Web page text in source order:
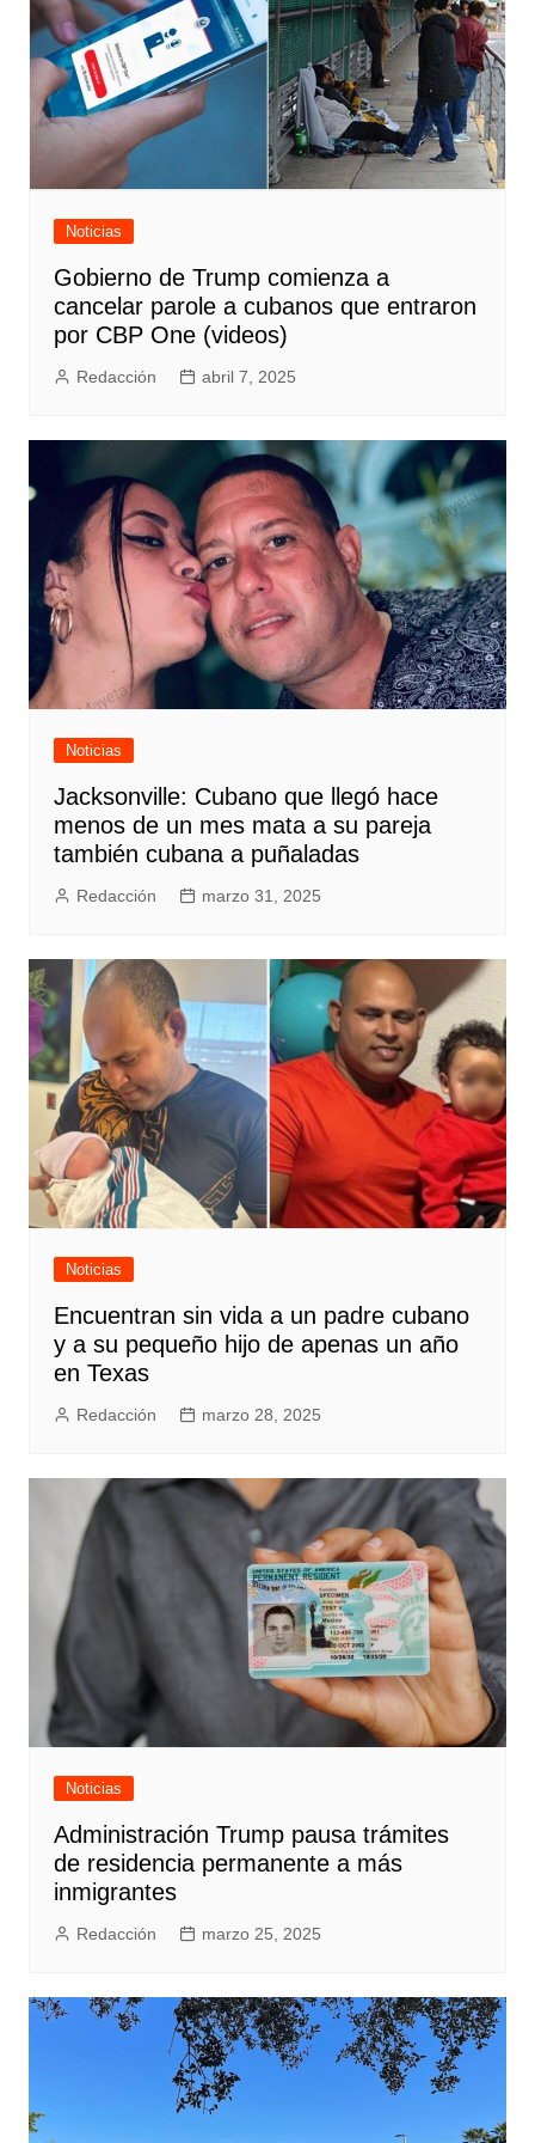
Noticias
Gobierno de Trump comienza a
cancelar parole a cubanos que entraron
por CBP One (videos)
Redacción abril 7, 2025
Noticias
Jacksonville: Cubano que llegó hace
menos de un mes mata a su pareja
también cubana a puñaladas
Redacción marzo 31, 2025
Noticias
Encuentran sin vida a un padre cubano
y a su pequeño hijo de apenas un año
en Texas
Redacción marzo 28, 2025
Noticias
Administración Trump pausa trámites
de residencia permanente a más
inmigrantes
Redacción marzo 25, 2025